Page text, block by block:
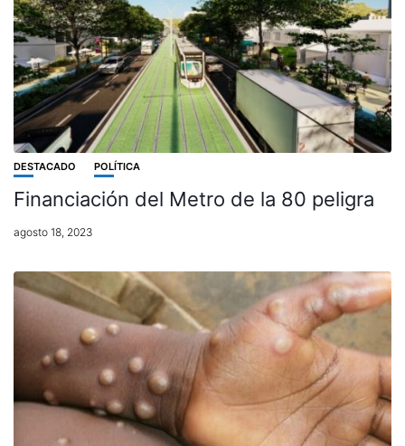
DESTACADO POLÍTICA
Financiación del Metro de la 80 peligra
agosto 18, 2023